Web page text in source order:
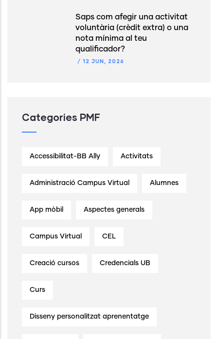
Saps com afegir una activitat
voluntària (crèdit extra) o una
nota mínima al teu
qualificador?
/ 12 JUN, 2026
Categories PMF
Accessibilitat-BB Ally Activitats
Administració Campus Virtual Alumnes
App mòbil Aspectes generals
Campus Virtual CEL
Creació cursos Credencials UB
Curs
Disseny personalitzat aprenentatge